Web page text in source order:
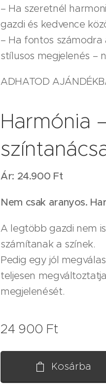
– Ha szeretnél
gazdi és kedvence
– Ha fontos számodra
stílusos megjelenés –
ADHATOD
Harmónia
Ár: 24.900 Ft
Nem csak aranyos.
A legtöbb gazdi nem
számítanak a színek.
Pedig egy jól
teljesen
megjelenését.
24 900 Ft
Kosárba